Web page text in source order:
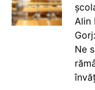
Alin
Ne